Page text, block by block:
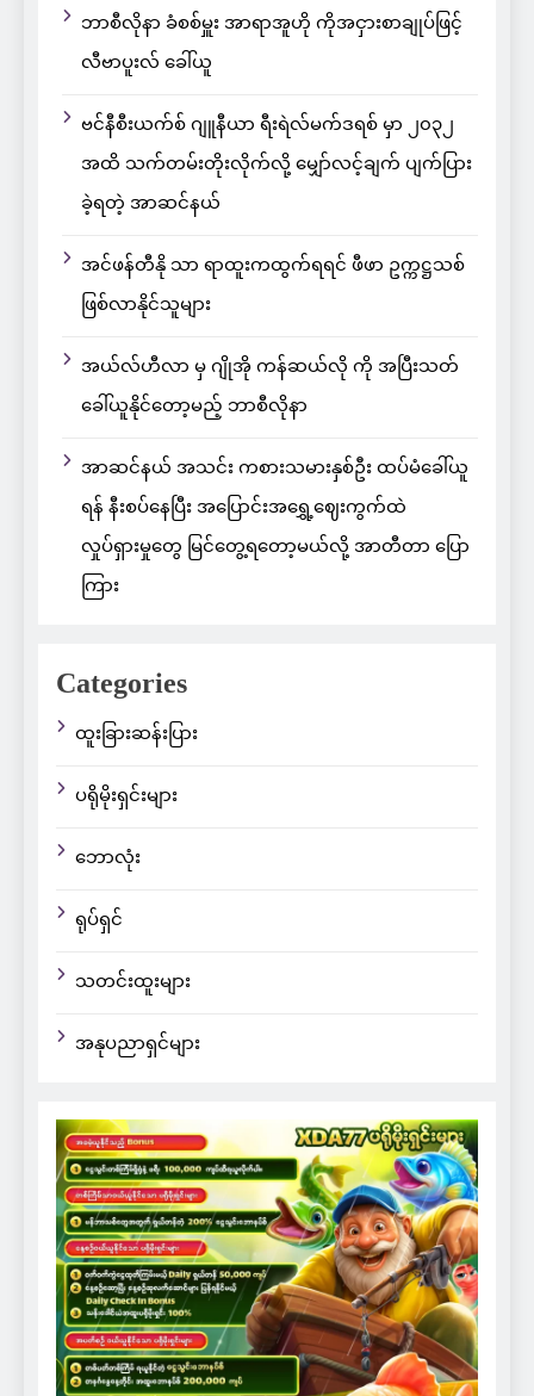
ဘာစီလိုနာ ခံစစ်မှူး အာရာအူဟို ကိုအငှားစာချုပ်ဖြင့်
လီဗာပူးလ် ခေါ်ယူ
ဗင်နီစီးယက်စ် ဂျူနီယာ ရီးရဲလ်မက်ဒရစ် မှာ ၂၀၃၂
အထိ သက်တမ်းတိုးလိုက်လို့ မျှော်လင့်ချက် ပျက်ပြား
ခဲ့ရတဲ့ အာဆင်နယ်
အင်ဖန်တီနို သာ ရာထူးကထွက်ရရင် ဖီဖာ ဥက္ကဋ္ဌသစ်
ဖြစ်လာနိုင်သူများ
အယ်လ်ဟီလာ မှ ဂျိုအို ကန်ဆယ်လို ကို အပြီးသတ်
ခေါ်ယူနိုင်တော့မည့် ဘာစီလိုနာ
အာဆင်နယ် အသင်း ကစားသမားနှစ်ဦး ထပ်မံခေါ်ယူ
ရန် နီးစပ်နေပြီး အပြောင်းအရွှေ့ဈေးကွက်ထဲ
လှုပ်ရှားမှုတွေ မြင်တွေ့ရတော့မယ်လို့ အာတီတာ ပြော
ကြား
Categories
ထူးခြားဆန်းပြား
ပရိုမိုးရှင်းများ
ဘောလုံး
ရုပ်ရှင်
သတင်းထူးများ
အနုပညာရှင်များ